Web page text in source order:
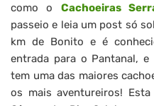
como o Cachoeiras
passeio e leia um post só
km de Bonito e é
entrada para o Pantanal, e
tem uma das maiores
os mais aventureiros!